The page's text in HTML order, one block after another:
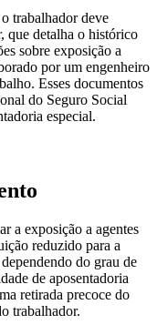
trabalhador deve
que detalha o histórico
sobre exposição a
por um engenheiro
Esses documentos
do Seguro Social
especial.
a exposição a agentes
reduzido para a
do grau de
de aposentadoria
retirada precoce do
trabalhador.